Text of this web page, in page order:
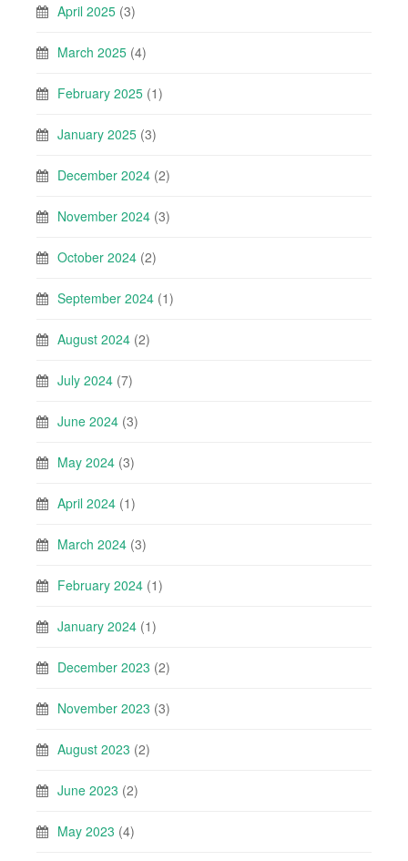
April 2025 (3)
March 2025 (4)
February 2025 (1)
January 2025 (3)
December 2024 (2)
November 2024 (3)
October 2024 (2)
September 2024 (1)
August 2024 (2)
July 2024 (7)
June 2024 (3)
May 2024 (3)
April 2024 (1)
March 2024 (3)
February 2024 (1)
January 2024 (1)
December 2023 (2)
November 2023 (3)
August 2023 (2)
June 2023 (2)
May 2023 (4)